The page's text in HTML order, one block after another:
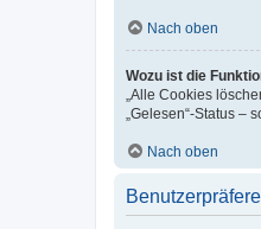
Nach oben
Wozu ist die
„Alle Cookies
„Gelesen“-Status
Nach oben